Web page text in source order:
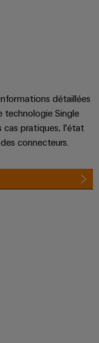
détaillées
technologie Single
cas pratiques, l'état
connecteurs.